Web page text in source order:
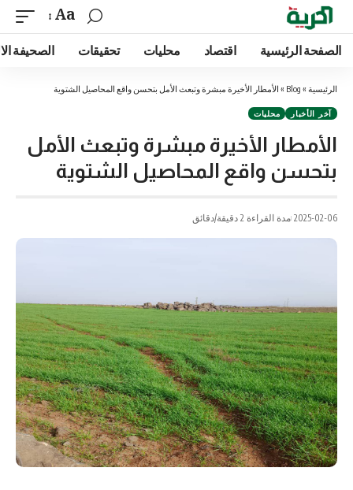
Aa
الصفحة الرئيسية اقتصاد محليات تحقيقات الصحيفة
الرئيسية »
Blog
» الأمطار الأخيرة مبشرة وتبعث الأمل بتحسن واقع المحاصيل الشتوية
آخر الأخبار محليات
الأمطار الأخيرة مبشرة وتبعث الأمل
بتحسن واقع المحاصيل الشتوية
2025-02-06 مدة القراءة 2 دقيقة/دقائق